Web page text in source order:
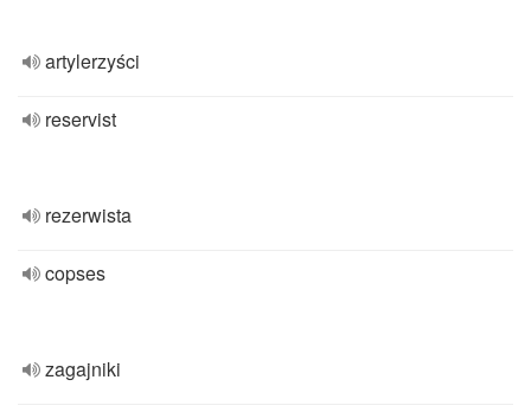
artylerzyści
reservist
rezerwista
copses
zagajniki